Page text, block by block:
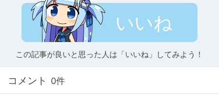
いいね
この記事が良いと思った人は「いいね」してみよう！
コメント 0件